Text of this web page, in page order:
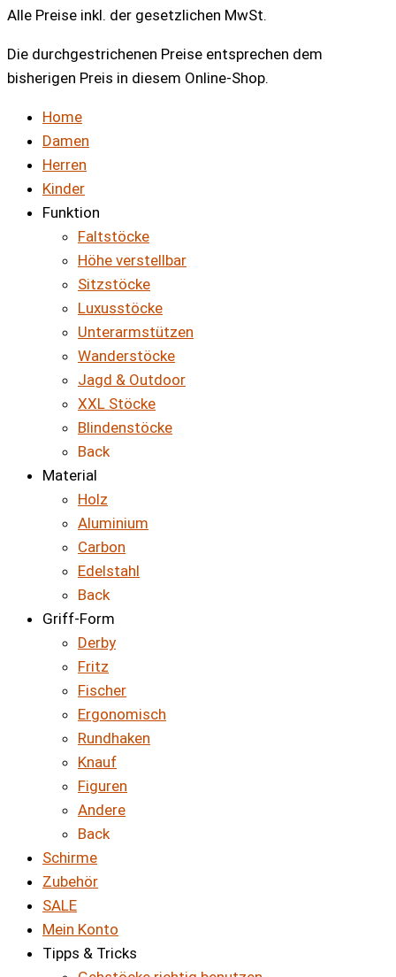
Alle Preise inkl. der gesetzlichen MwSt.
Die durchgestrichenen Preise entsprechen dem
bisherigen Preis in diesem Online-Shop.
Home
Damen
Herren
Kinder
Funktion
Faltstöcke
Höhe verstellbar
Sitzstöcke
Luxusstöcke
Unterarmstützen
Wanderstöcke
Jagd & Outdoor
XXL Stöcke
Blindenstöcke
Back
Material
Holz
Aluminium
Carbon
Edelstahl
Back
Griff-Form
Derby
Fritz
Fischer
Ergonomisch
Rundhaken
Knauf
Figuren
Andere
Back
Schirme
Zubehör
SALE
Mein Konto
Tipps & Tricks